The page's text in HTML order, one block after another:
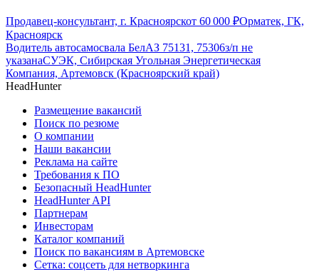
Продавец-консультант, г. Красноярскот 60 000 ₽Орматек, ГК,
Красноярск
Водитель автосамосвала БелАЗ 75131, 75306з/п не
указанаСУЭК, Сибирская Угольная Энергетическая
Компания, Артемовск (Красноярский край)
HeadHunter
Размещение вакансий
Поиск по резюме
О компании
Наши вакансии
Реклама на сайте
Требования к ПО
Безопасный HeadHunter
HeadHunter API
Партнерам
Инвесторам
Каталог компаний
Поиск по вакансиям в Артемовске
Сетка: соцсеть для нетворкинга